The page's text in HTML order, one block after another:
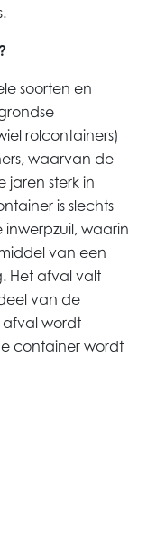
soorten en
rolcontainers)
s, waarvan de
jaren sterk in
is slechts
waarin
van een
Het afval valt
van de
afval wordt
container wordt